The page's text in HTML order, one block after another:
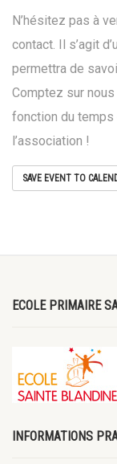
N’hésitez pas à
contact. Il s’agit
permettra de
Comptez sur
fonction du temps
l’association !
SAVE EVENT TO
ECOLE PRIMAIRE
INFORMATIONS